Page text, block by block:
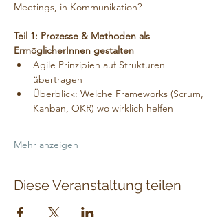
Meetings, in Kommunikation?
Teil 1: Prozesse & Methoden als
ErmöglicherInnen gestalten
Agile Prinzipien auf Strukturen
übertragen
Überblick: Welche Frameworks (Scrum,
Kanban, OKR) wo wirklich helfen
Mehr anzeigen
Diese Veranstaltung teilen